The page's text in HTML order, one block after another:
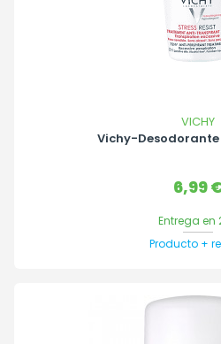
VICHY
Vichy-Desodorante
6,99
Entrega en
Producto +